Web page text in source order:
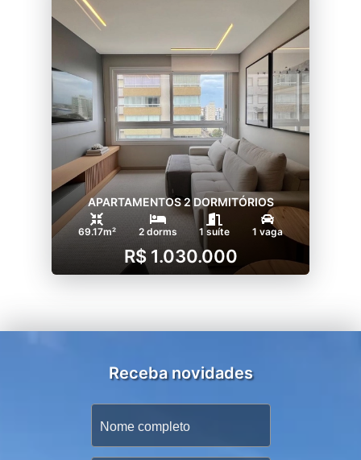
APARTAMENTOS 2 DORMITÓRIOS
69.17m² 2 dorms 1 suíte 1 vaga
R$ 1.030.000
Receba novidades